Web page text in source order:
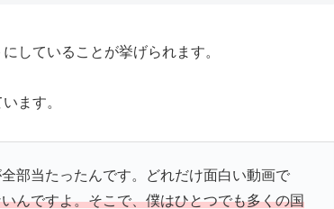
していることが挙げられます。
ます。
部当たったんです。どれだけ面白い動画で
んですよ。そこで、僕はひとつでも多くの国